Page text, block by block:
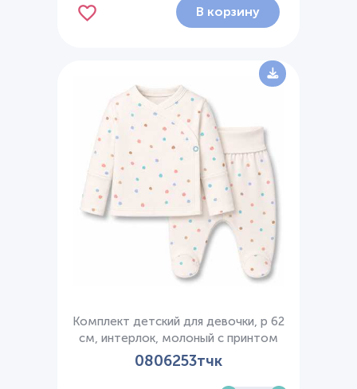
В корзину
Комплект детский для девочки, р 62
см, интерлок, молоный с принтом
0806253тчк